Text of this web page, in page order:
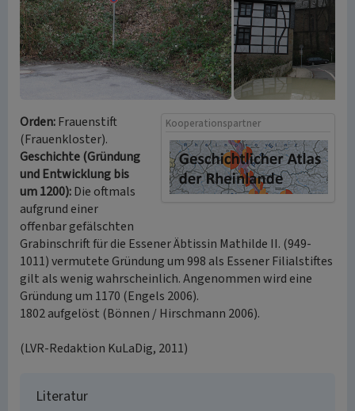
Kooperationspartner
Orden:Frauenstift
(Frauenkloster).
Geschichte (Gründung
und Entwicklung bis
um 1200):Die oftmals
aufgrund einer
offenbar gefälschten
Grabinschrift für die Essener Äbtissin Mathilde II. (949-
1011) vermutete Gründung um 998 als Essener Filialstiftes
gilt als wenig wahrscheinlich. Angenommen wird eine
Gründung um 1170 (Engels 2006).
1802 aufgelöst (Bönnen / Hirschmann 2006).
(LVR-Redaktion KuLaDig, 2011)
Literatur